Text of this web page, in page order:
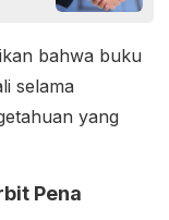
bahwa buku
selama
yang
Pena